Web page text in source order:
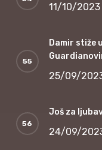
11/10/2023
Damir stiže
25/09/
Još za
24/09/